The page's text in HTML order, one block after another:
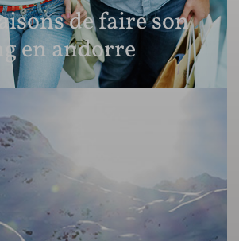
de faire son
en andorre